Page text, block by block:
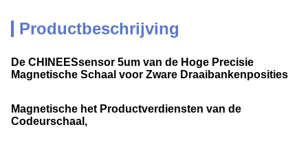
Productbeschrijving
De CHINEESsensor 5um van de Hoge Precisie
Magnetische Schaal voor Zware Draaibankenposities
Magnetische het Productverdiensten van de
Codeurschaal,